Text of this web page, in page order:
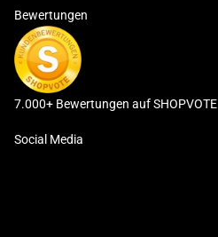
Bewertungen
7.000+ Bewertungen auf SHOPVOTE
Social Media